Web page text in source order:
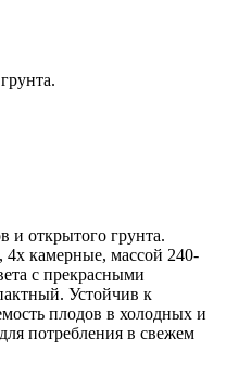
и открытого грунта.
камерные, массой 240-
с прекрасными
Устойчив к
плодов в холодных и
потребления в свежем